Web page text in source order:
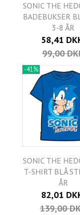
SONIC THE
BADEBUKSER
3-8 ÅR
58,41
99,00
-41%
SONIC THE
T-SHIRT BLÅ
ÅR
82,01
139,00